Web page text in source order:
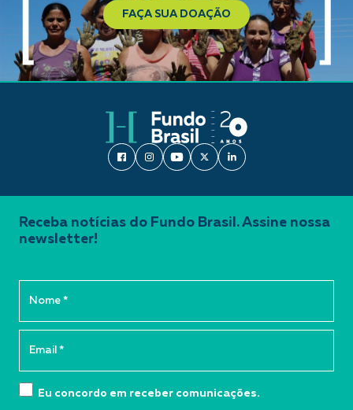
FAÇA SUA DOAÇÃO
Receba notícias do Fundo Brasil. Assine nossa
newsletter!
Eu concordo em receber comunicações.